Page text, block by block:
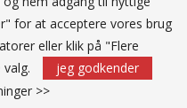
for at acceptere vores brug
eller klik på "Flere
jeg godkender
>>